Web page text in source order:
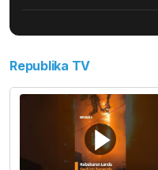
Republika TV